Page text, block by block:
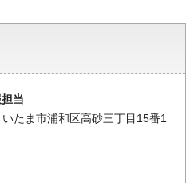
当
たま市浦和区高砂三丁目15番1